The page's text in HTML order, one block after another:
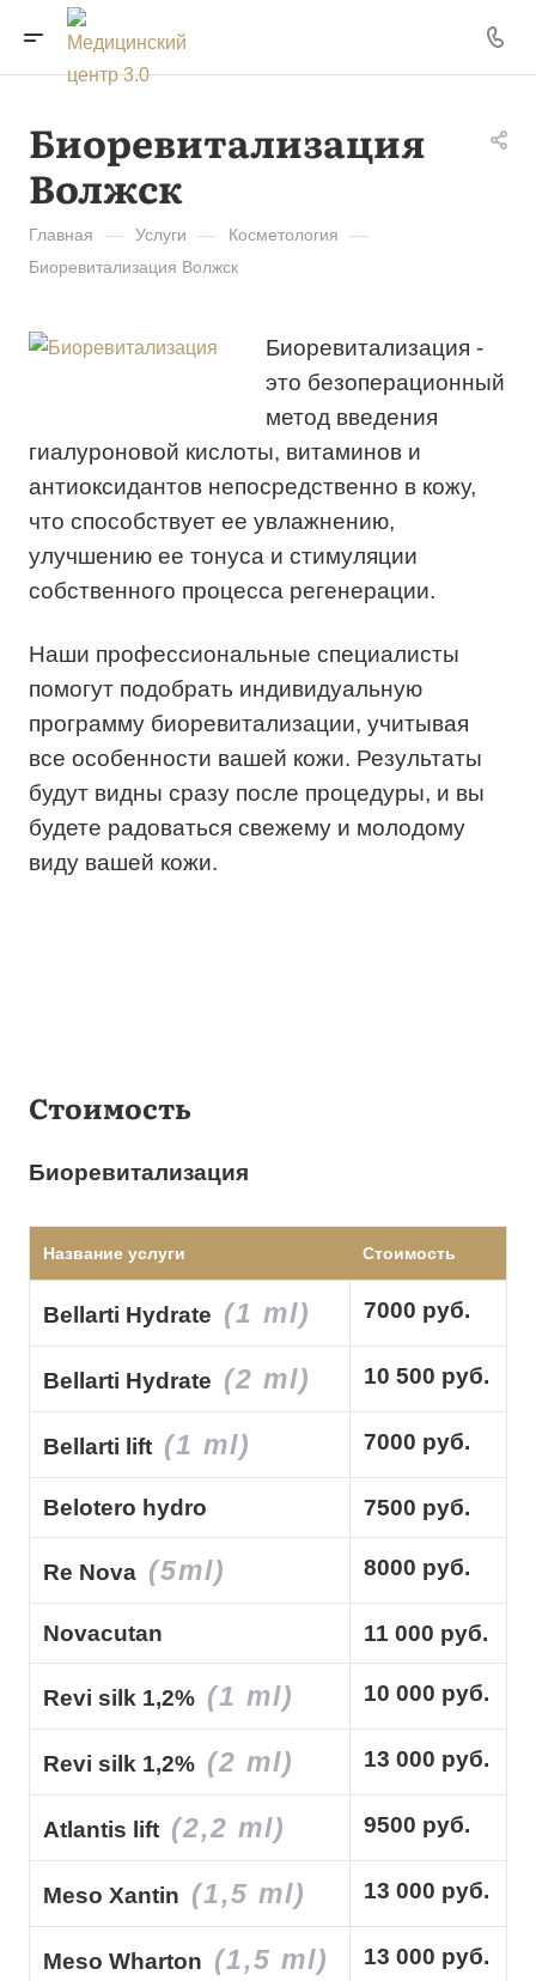
Биоревитализация
Волжск
Главная — Услуги — Косметология —
Биоревитализация Волжск
Биоревитализация -
это безоперационный
метод введения
гиалуроновой кислоты, витаминов и
антиоксидантов непосредственно в кожу,
что способствует ее увлажнению,
улучшению ее тонуса и стимуляции
собственного процесса регенерации.
Наши профессиональные специалисты
помогут подобрать индивидуальную
программу биоревитализации, учитывая
все особенности вашей кожи. Результаты
будут видны сразу после процедуры, и вы
будете радоваться свежему и молодому
виду вашей кожи.
Стоимость
Биоревитализация
Название услуги Стоимость
Bellarti Hydrate (1 ml) 7000 руб.
Bellarti Hydrate (2 ml) 10 500 руб.
Bellarti lift (1 ml) 7000 руб.
Belotero hydro 7500 руб.
Re Nova (5ml) 8000 руб.
Novacutan 11 000 руб.
Revi silk 1,2% (1 ml) 10 000 руб.
Revi silk 1,2% (2 ml) 13 000 руб.
Atlantis lift (2,2 ml) 9500 руб.
Meso Xantin (1,5 ml) 13 000 руб.
Meso Wharton (1,5 ml) 13 000 руб.